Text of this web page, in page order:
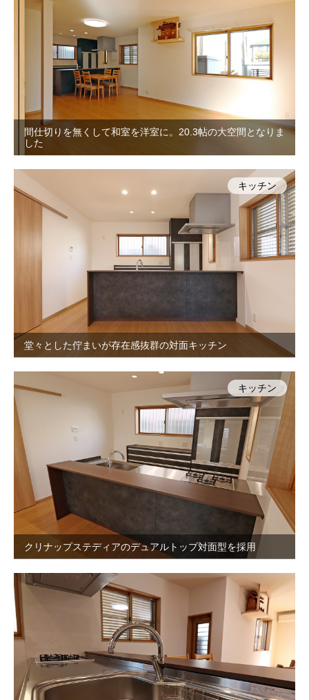
間仕切りを無くして和室を洋室に。20.3帖の大空間となりま
した
堂々とした佇まいが存在感抜群の対面キッチン
キッチン
クリナップステディアのデュアルトップ対面型を採用
キッチン